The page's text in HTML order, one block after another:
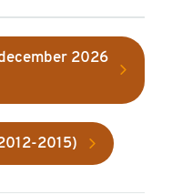
2026
2015)